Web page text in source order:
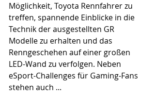
Möglichkeit, Toyota Rennfahrer zu
treffen, spannende Einblicke in die
Technik der ausgestellten GR
Modelle zu erhalten und das
Renngeschehen auf einer großen
LED-Wand zu verfolgen. Neben
eSport-Challenges für Gaming-Fans
stehen auch ...